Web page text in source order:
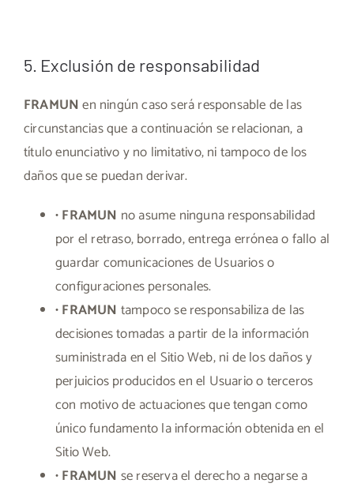
5. Exclusión de responsabilidad
FRAMUNen ningún caso será responsable de las
circunstancias que a continuación se relacionan, a
título enunciativo y no limitativo, ni tampoco de los
daños que se puedan derivar.
•FRAMUN no asume ninguna responsabilidad
por el retraso, borrado, entrega errónea o fallo al
guardar comunicaciones de Usuarios o
configuraciones personales.
•FRAMUN tampoco se responsabiliza de las
decisiones tomadas a partir de la información
suministrada en el Sitio Web, ni de los daños y
perjuicios producidos en el Usuario o terceros
con motivo de actuaciones que tengan como
único fundamento la información obtenida en el
Sitio Web.
•FRAMUN se reserva el derecho a negarse a